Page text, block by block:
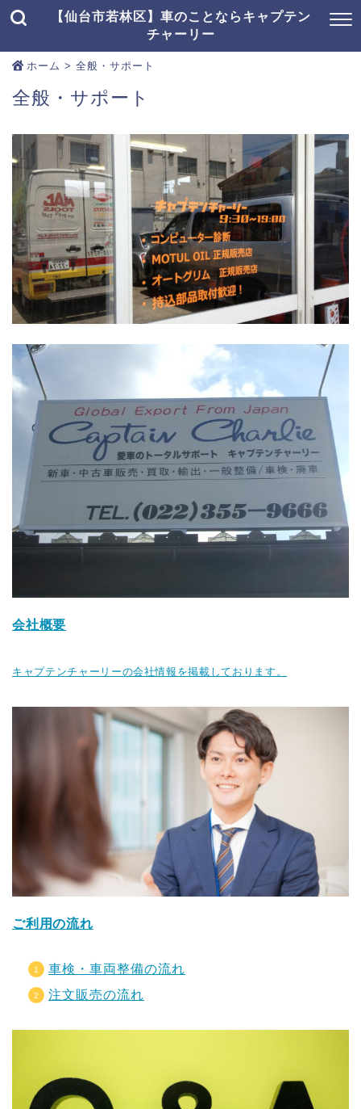
【仙台市若林区】車のことならキャプテン
チャーリー
ホーム > 全般・サポート
全般・サポート
会社概要
キャプテンチャーリーの会社情報を掲載しております。
ご利用の流れ
車検・車両整備の流れ
注文販売の流れ